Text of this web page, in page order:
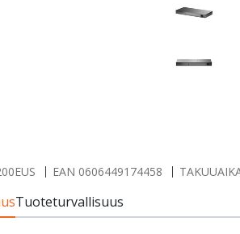
EAN 0606449174458
Tuoteturvallisuus